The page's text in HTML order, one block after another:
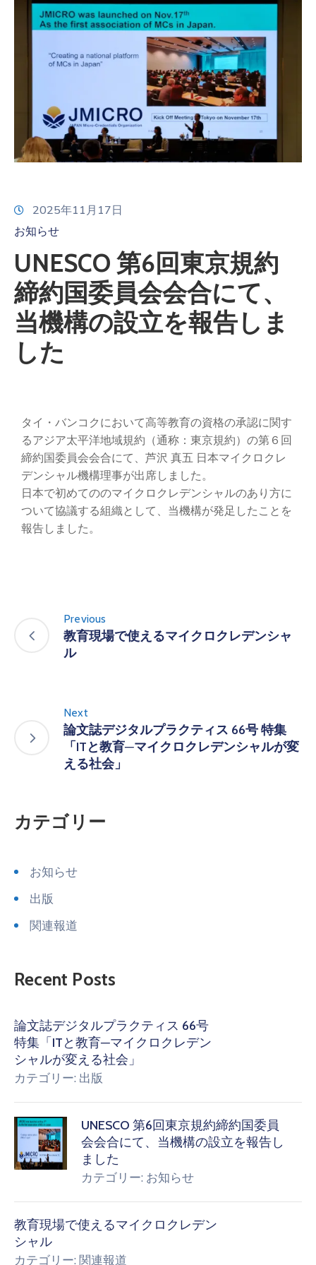
2025年11月17日
お知らせ
UNESCO 第6回東京規約
締約国委員会会合にて、
当機構の設立を報告しま
した
タイ・バンコクにおいて高等教育の資格の承認に関す
るアジア太平洋地域規約（通称：東京規約）の第６回
締約国委員会会合にて、芦沢 真五 日本マイクロクレ
デンシャル機構理事が出席しました。
日本で初めてののマイクロクレデンシャルのあり方に
ついて協議する組織として、当機構が発足したことを
報告しました。
Previous
教育現場で使えるマイクロクレデンシャ
ル
Next
論文誌デジタルプラクティス 66号 特集
「ITと教育─マイクロクレデンシャルが変
える社会」
カテゴリー
お知らせ
出版
関連報道
Recent Posts
論文誌デジタルプラクティス 66号
特集「ITと教育─マイクロクレデン
シャルが変える社会」
カテゴリー: 出版
UNESCO 第6回東京規約締約国委員
会会合にて、当機構の設立を報告し
ました
カテゴリー: お知らせ
教育現場で使えるマイクロクレデン
シャル
カテゴリー: 関連報道